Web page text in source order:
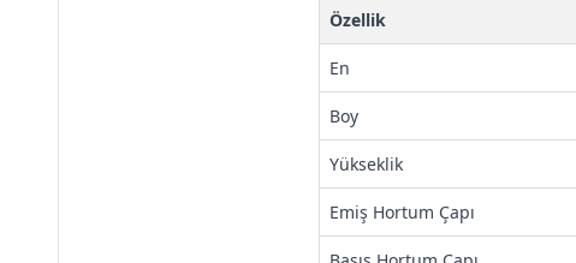
Özellik
En
Boy
Yükseklik
Emiş Hortum Çapı